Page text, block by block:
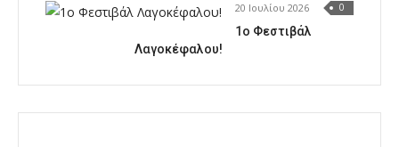
20 Ιουλίου 2026 0
1o Φεστιβάλ
Λαγοκέφαλου!